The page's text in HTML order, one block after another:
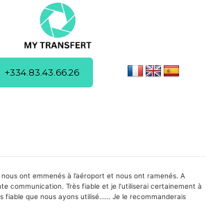
+334.83.43.66.26
ont emmenés à l’aéroport et nous ont ramenés. A
communication. Très fiable et je l’utiliserai certainement à
fiable que nous ayons utilisé…… Je le recommanderais